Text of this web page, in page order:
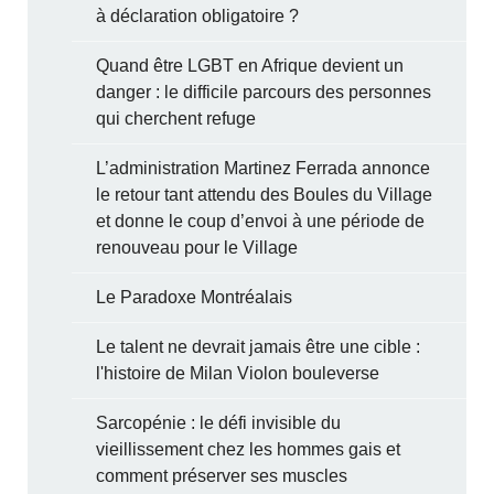
à déclaration obligatoire ?
Quand être LGBT en Afrique devient un
danger : le difficile parcours des personnes
qui cherchent refuge
L’administration Martinez Ferrada annonce
le retour tant attendu des Boules du Village
et donne le coup d’envoi à une période de
renouveau pour le Village
Le Paradoxe Montréalais
Le talent ne devrait jamais être une cible :
l'histoire de Milan Violon bouleverse
Sarcopénie : le défi invisible du
vieillissement chez les hommes gais et
comment préserver ses muscles